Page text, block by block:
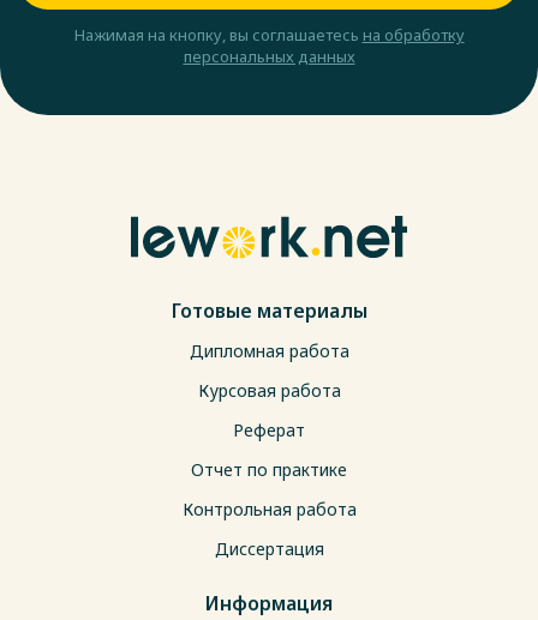
Нажимая на кнопку, вы соглашаетесь на обработку
персональных данных
Готовые материалы
Дипломная работа
Курсовая работа
Реферат
Отчет по практике
Контрольная работа
Диссертация
Информация